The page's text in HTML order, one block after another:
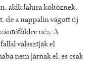
akik falura költöznek,
de a nappalin vágott új
néz. A
választják el
nem járnak el, és csak